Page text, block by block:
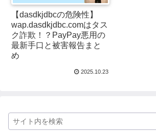
【dasdkjdbcの危険性】
wap.dasdkjdbc.comはタス
ク詐欺！？PayPay悪用の
最新手口と被害報告まと
め
2025.10.23